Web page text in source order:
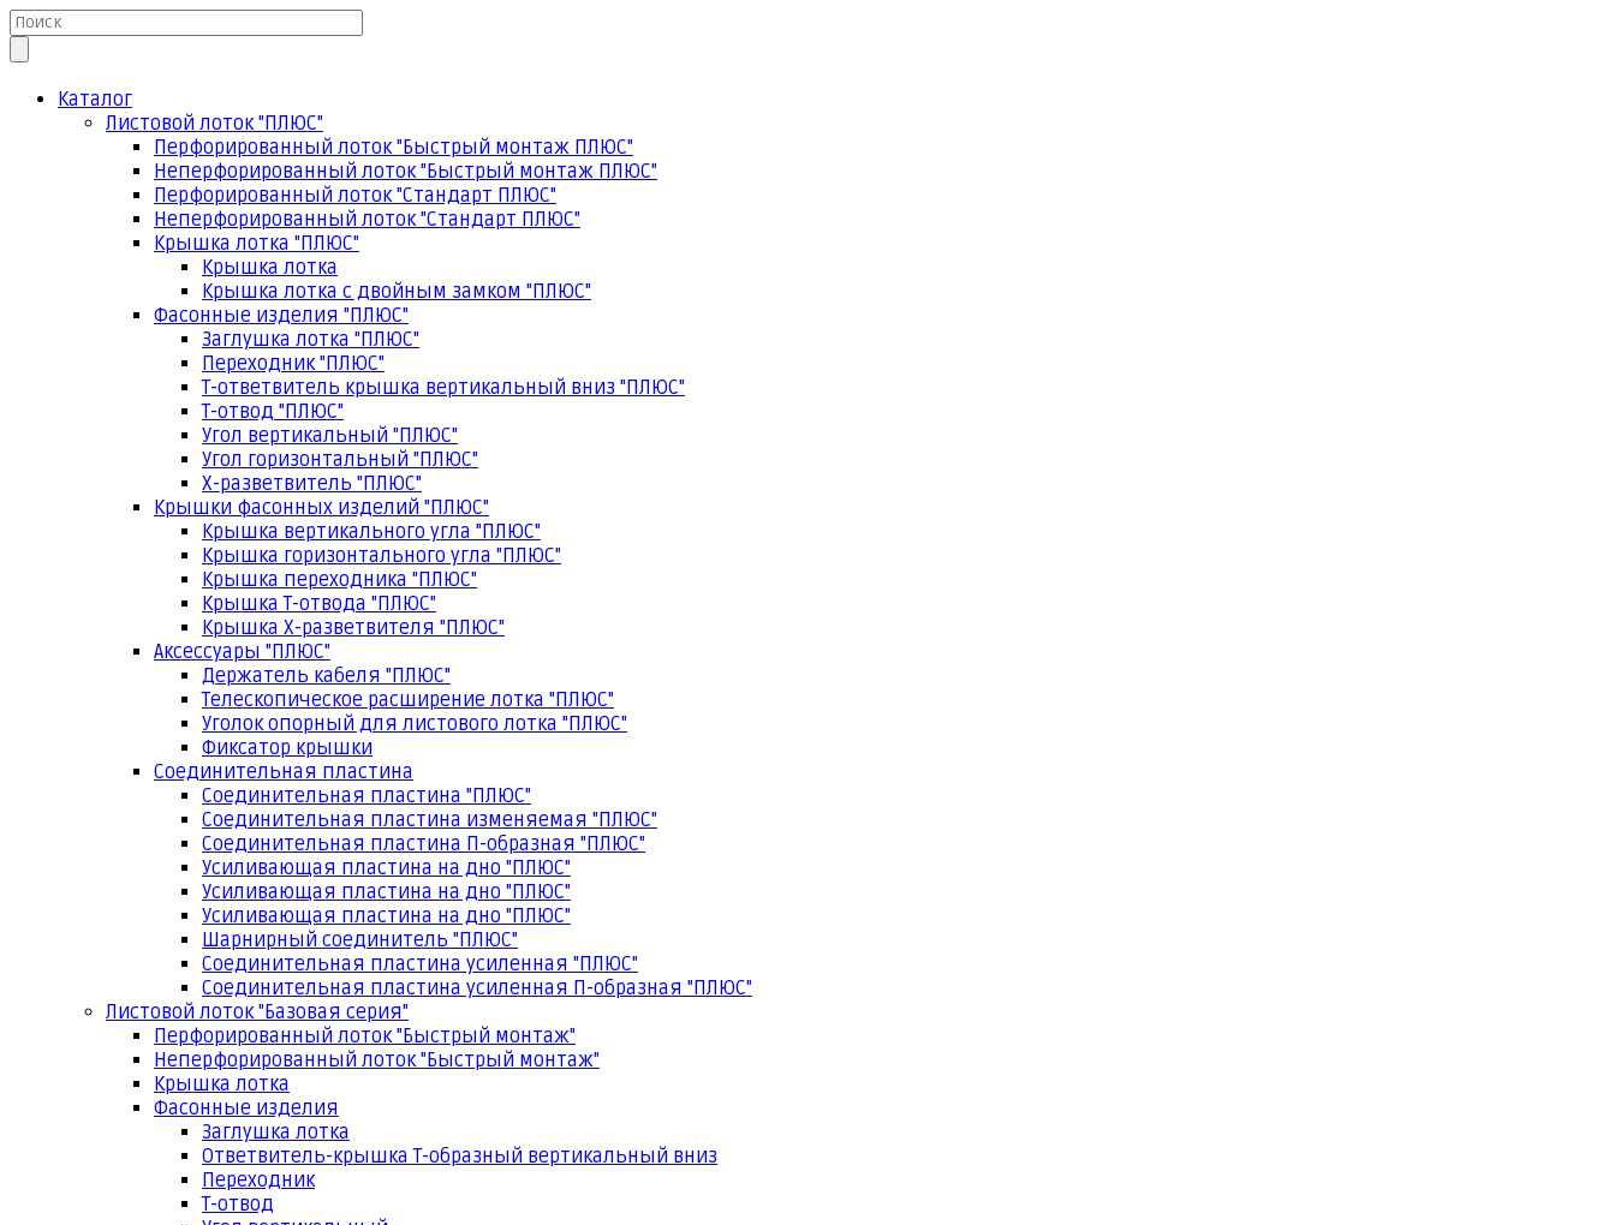
Каталог
Листовой лоток "ПЛЮС"
Перфорированный лоток "Быстрый монтаж ПЛЮС"
Неперфорированный лоток "Быстрый монтаж ПЛЮС"
Перфорированный лоток "Стандарт ПЛЮС"
Неперфорированный лоток "Стандарт ПЛЮС"
Крышка лотка "ПЛЮС"
Крышка лотка
Крышка лотка с двойным замком "ПЛЮС"
Фасонные изделия "ПЛЮС"
Заглушка лотка "ПЛЮС"
Переходник "ПЛЮС"
Т-ответвитель крышка вертикальный вниз "ПЛЮС"
Т-отвод "ПЛЮС"
Угол вертикальный "ПЛЮС"
Угол горизонтальный "ПЛЮС"
Х-разветвитель "ПЛЮС"
Крышки фасонных изделий "ПЛЮС"
Крышка вертикального угла "ПЛЮС"
Крышка горизонтального угла "ПЛЮС"
Крышка переходника "ПЛЮС"
Крышка Т-отвода "ПЛЮС"
Крышка Х-разветвителя "ПЛЮС"
Аксессуары "ПЛЮС"
Держатель кабеля "ПЛЮС"
Телескопическое расширение лотка "ПЛЮС"
Уголок опорный для листового лотка "ПЛЮС"
Фиксатор крышки
Соединительная пластина
Соединительная пластина "ПЛЮС"
Соединительная пластина изменяемая "ПЛЮС"
Соединительная пластина П-образная "ПЛЮС"
Усиливающая пластина на дно "ПЛЮС"
Усиливающая пластина на дно "ПЛЮС"
Усиливающая пластина на дно "ПЛЮС"
Шарнирный соединитель "ПЛЮС"
Соединительная пластина усиленная "ПЛЮС"
Соединительная пластина усиленная П-образная "ПЛЮС"
Листовой лоток "Базовая серия"
Перфорированный лоток "Быстрый монтаж"
Неперфорированный лоток "Быстрый монтаж"
Крышка лотка
Фасонные изделия
Заглушка лотка
Ответвитель-крышка Т-образный вертикальный вниз
Переходник
Т-отвод